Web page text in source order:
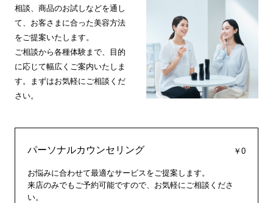
相談、商品のお試しなどを通し
て、お客さまに合った美容方法
をご提案いたします。
ご相談から各種体験まで、目的
に応じて幅広くご案内いたしま
す。まずはお気軽にご相談くだ
さい。
パーソナルカウンセリング ￥0
お悩みに合わせて最適なサービスをご提案します。
来店のみでもご予約可能ですので、お気軽にご相談くださ
い。